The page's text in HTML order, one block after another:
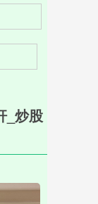
_炒股